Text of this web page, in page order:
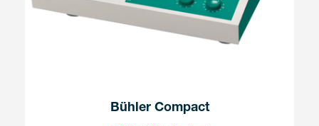
Bühler Compact